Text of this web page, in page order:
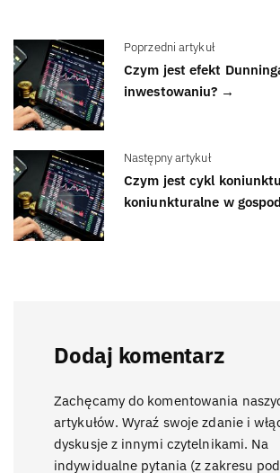
Poprzedni artykuł
Czym jest efekt
inwestowaniu? →
Następny artykuł
Czym jest cykl
koniunkturalne w
Dodaj komentarz
Zachęcamy do komentowania
artykułów. Wyraź swoje zdanie i
dyskusje z innymi czytelnikami. Na
indywidualne pytania (z zakresu